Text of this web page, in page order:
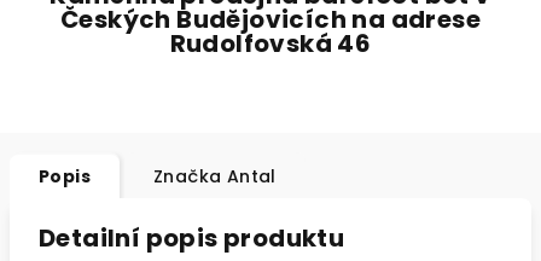
Českých Budějovicích na adrese
Rudolfovská 46
Popis Značka Antal
Detailní popis produktu